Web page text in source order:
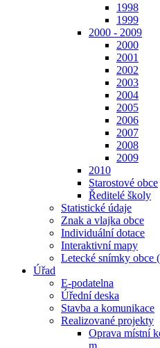
1998
1999
2000 - 2009
2000
2001
2002
2003
2004
2005
2006
2007
2008
2009
2010
Starostové obce
Ředitelé školy
Statistické údaje
Znak a vlajka obce
Individuální dotace
Interaktivní mapy
Letecké snímky obce
Úřad
E-podatelna
Úřední deska
Stavba a komunikace
Realizované projekty
Oprava místní
m